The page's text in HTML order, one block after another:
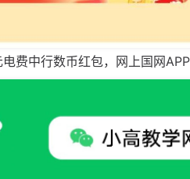
费中行数币红包，网上国网